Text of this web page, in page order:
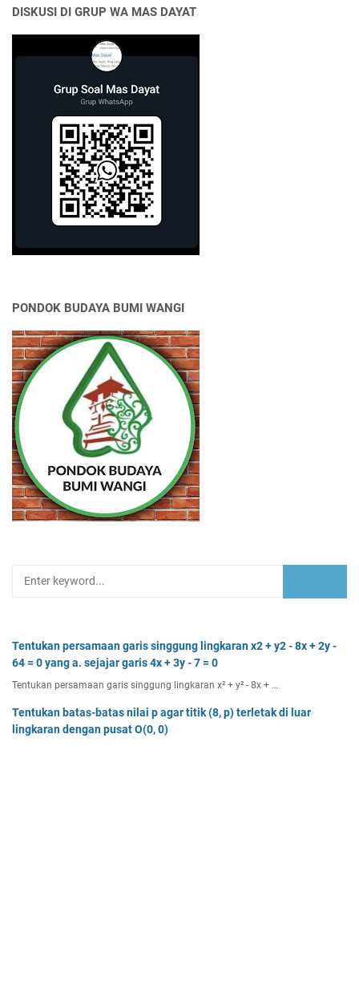
DISKUSI DI GRUP WA MAS DAYAT
PONDOK BUDAYA BUMI WANGI
Tentukan persamaan garis singgung lingkaran x2 + y2 - 8x + 2y -
64 = 0 yang a. sejajar garis 4x + 3y - 7 = 0
Tentukan persamaan garis singgung lingkaran x² + y² - 8x + …
Tentukan batas-batas nilai p agar titik (8, p) terletak di luar
lingkaran dengan pusat O(0, 0)